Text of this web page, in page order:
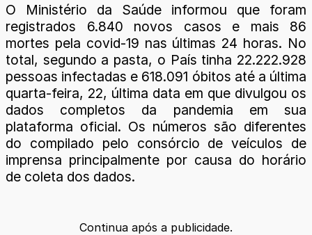
O Ministério da Saúde informou que foram
registrados 6.840 novos casos e mais 86
mortes pela covid-19 nas últimas 24 horas. No
total, segundo a pasta, o País tinha 22.222.928
pessoas infectadas e 618.091 óbitos até a última
quarta-feira, 22, última data em que divulgou os
dados completos da pandemia em sua
plataforma oficial. Os números são diferentes
do compilado pelo consórcio de veículos de
imprensa principalmente por causa do horário
de coleta dos dados.
Continua após a publicidade.